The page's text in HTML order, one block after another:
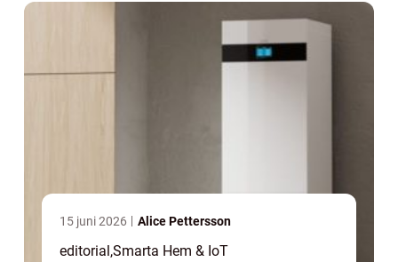
15 juni 2026 Alice Pettersson
editorial,Smarta Hem & IoT